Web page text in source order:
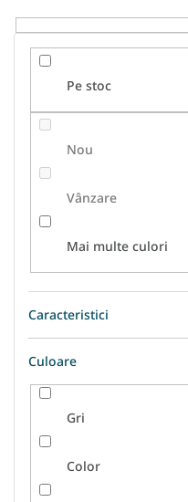
u
s
Pe stoc
Nou
Vânzare
Mai multe culori
Caracteristici
Culoare
Gri
Color